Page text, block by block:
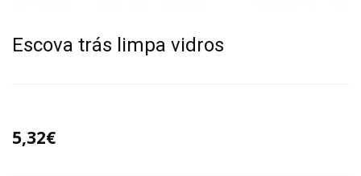
Escova trás limpa vidros
5,32€